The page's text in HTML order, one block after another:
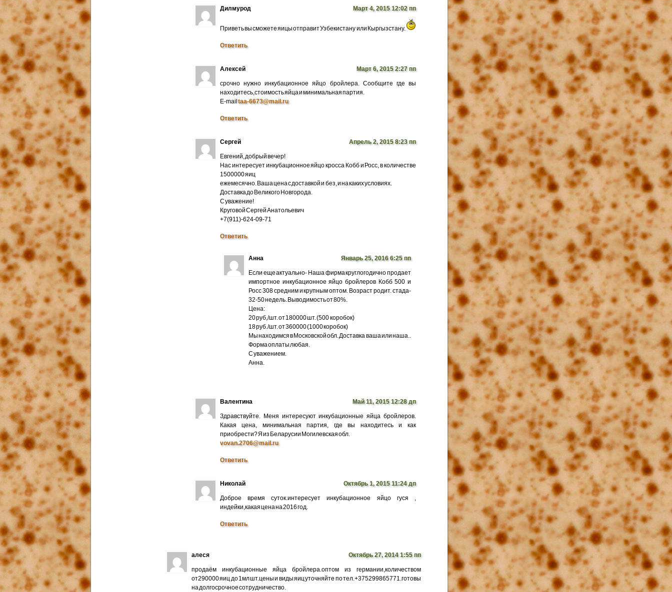
Дилмурод Март 4, 2015 12:02 пп
Приветь вы сможете яицы отправит Узбекистану или Кыргызстану.
Ответить
Алексей Март 6, 2015 2:27 пп
срочно нужно инкубационное яйцо бройлера. Сообщите где вы
находитесь,стоимость яйца и минимальная партия.
E-mailtaa-6673@mail.ru
Ответить
Сергей Апрель 2, 2015 8:23 пп
Евгений, добрый вечер!
Нас интересует инкубационное яйцо кросса Кобб и Росс, в количестве
1500000 яиц
ежемесячно. Ваша цена с доставкой и без, и на каких условиях.
Доставка до Великого Новгорода.
С уважение!
Круговой Сергей Анатольевич
+7(911)-624-09-71
Ответить
Анна Январь 25, 2016 6:25 пп
Если еще актуально- Наша фирма круглогодично продает
импортное инкубационное яйцо бройлеров Кобб 500 и
Росс 308 средним и крупным оптом. Возраст родит. стада-
32-50 недель. Выводимость от 80%.
Цена:
20 руб,/шт. от 180000 шт. (500 коробок)
18 руб./шт. от 360000 (1000 коробок)
Мы находимся в Московской обл. Доставка ваша или наша..
Форма оплаты любая.
С уважением.
Анна.
Валентина Май 11, 2015 12:28 дп
Здравствуйте. Меня интересуют инкубационные яйца бройлеров.
Какая цена, минимальная партия, где вы находитесь и как
приобрести? Я из Беларусии Могилевская обл.
vovan.2706@mail.ru
Ответить
Николай Октябрь 1, 2015 11:24 дп
Доброе время суток.интересует инкубационное яйцо гуся ,
индейки,какая цена на 2016 год.
Ответить
алеся Октябрь 27, 2014 1:55 пп
продаём инкубационные яйца бройлера.оптом из германии,количеством
от290000 яиц до 1мл шт.цены и виды яиц уточняйте по тел.+375299865771.готовы
на долгосрочное сотрудничество.